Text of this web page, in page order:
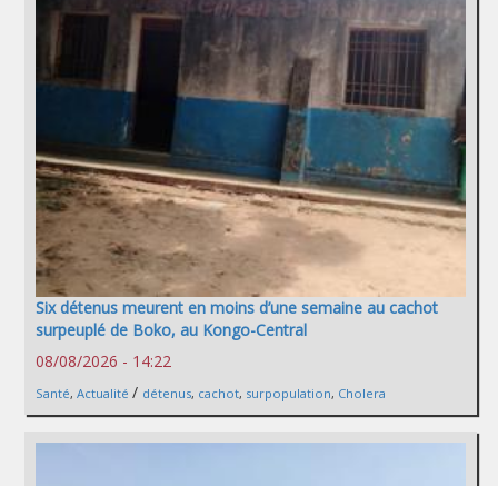
Six détenus meurent en moins d’une semaine au cachot
surpeuplé de Boko, au Kongo-Central
08/08/2026 - 14:22
Santé, Actualité / détenus, cachot, surpopulation, Cholera